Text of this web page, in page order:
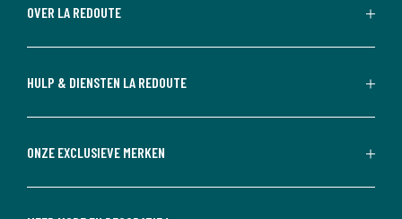
OVER LA REDOUTE
HULP & DIENSTEN LA REDOUTE
ONZE EXCLUSIEVE MERKEN